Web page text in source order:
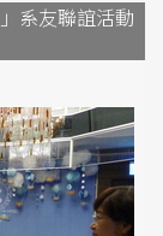
系友聯誼活動